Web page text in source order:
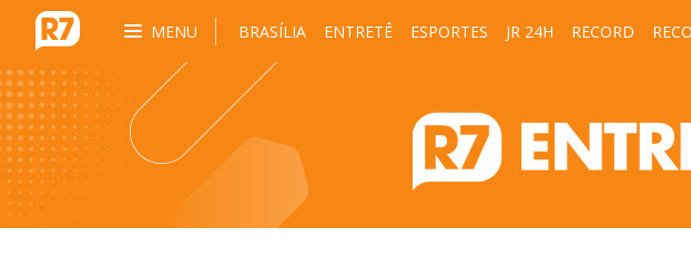
MENU BRASÍLIA ENTRETÊ ESPORTES JR 24H RECORD